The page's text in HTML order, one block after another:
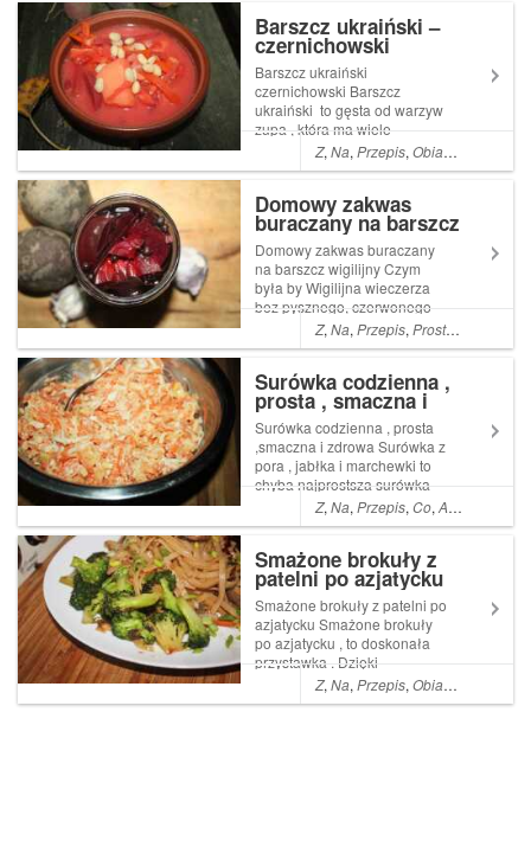
mięsożerną Read More ...
Artykuł Ziemniaczane kulki z
pieczarkami po...
Barszcz ukraiński –
czernichowski
Barszcz ukraiński
czernichowski Barszcz
ukraiński to gęsta od warzyw
zupa , która ma wiele
wariantów . Tyle ile
domowych gospodarstw . Ale
niezmienne czyli każdy
powinien Read More ...
Artykuł Barszcz ukraiński ...
Z,Na,Przepis,Obiad ,
Domowy zakwas
buraczany na barszcz
wigilijny
Domowy zakwas buraczany
na barszcz wigilijny Czym
była by Wigilijna wieczerza
bez pysznego, czerwonego
barszczu ? Na pewno straciła
by znaczną część swojego
Z,Na,Przepis,Prosty ,
Surówka codzienna ,
prosta , smaczna i
zdrowa
Surówka codzienna , prosta
,smaczna i zdrowa Surówka z
pora , jabłka i marchewki to
chyba najprostsza surówka
jaką można zrobić . Jest
niezastąpiona , pasuje do
Artykuł Surówka codzienna ,
prosta , smaczna i zdrowa
pochodz...
Z,Na,Przepis,Co,A,Jak
Smażone brokuły z
patelni po azjatycku
Smażone brokuły z patelni po
azjatycku Smażone brokuły
po azjatycku , to doskonała
przystawka . Dzięki
zrównoważonym słodko
kwaskowym smakom i nucie
Z,Na,Przepis,Obiad ,